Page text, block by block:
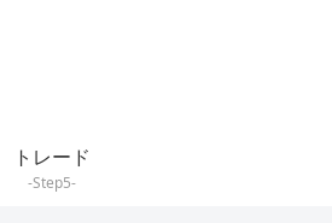
トレード
-Step5-